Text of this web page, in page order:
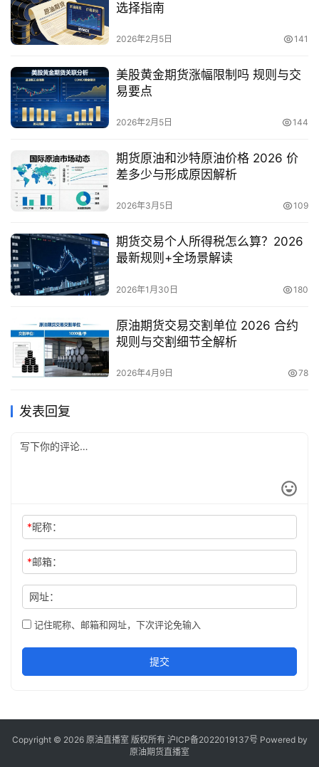
选择指南
2026年2月5日 141
美股黄金期货涨幅限制吗 规则与交
易要点
2026年2月5日 144
期货原油和沙特原油价格 2026 价
差多少与形成原因解析
2026年3月5日 109
期货交易个人所得税怎么算？2026
最新规则+全场景解读
2026年1月30日 180
原油期货交易交割单位 2026 合约
规则与交割细节全解析
2026年4月9日 78
发表回复
*昵称：
*邮箱：
网址：
记住昵称、邮箱和网址，下次评论免输入
提交
Copyright © 2026 原油直播室 版权所有 沪ICP备2022019137号 Powered by
原油期货直播室